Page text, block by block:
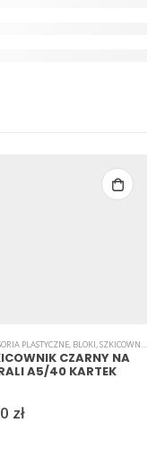
PLASTYCZNE, BLOKI,SZKICOWNIKI
CZARNY NA
A5/40 KARTEK
zł